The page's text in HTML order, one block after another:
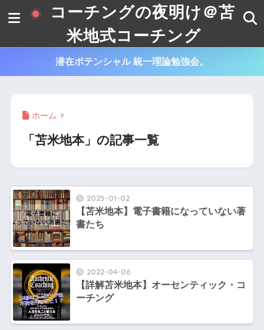
コーチングの夜明け＠苫
米地式コーチング
潜在ポテンシャル 統一理論勉強会。
ホーム
「苫米地本」の記事一覧
2025-01-02
【苫米地本】電子書籍になっていない著
書たち
2022-04-06
【詳解苫米地本】オーセンティック・コ
ーチング